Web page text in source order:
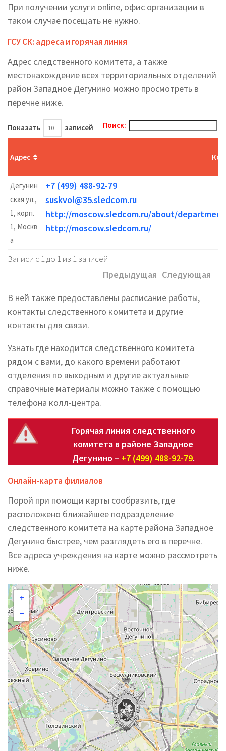
При получении услуги online, офис организации в
таком случае посещать не нужно.
ГСУ СК: адреса и горячая линия
Адрес следственного комитета, а также
местонахождение всех территориальных отделений
район Западное Дегунино можно просмотреть в
перечне ниже.
Показать записей Поиск:
Адрес
Дегунин
ская ул.,
1, корп.
1, Москв
а
+7 (499) 488-92-79
suskvol@35.sledcom.ru
http://moscow.sledcom.ru/about/
http://moscow.sledcom.ru/
Записи с 1 до 1 из 1 записей
Предыдущая Следующая
В ней также предоставлены расписание работы,
контакты следственного комитета и другие
контакты для связи.
Узнать где находится следственного комитета
рядом с вами, до какого времени работают
отделения по выходным и другие актуальные
справочные материалы можно также с помощью
телефона колл-центра.
Горячая линия следственного
комитета в районе Западное
Дегунино – +7 (499) 488-92-79.
Онлайн-карта филиалов
Порой при помощи карты сообразить, где
расположено ближайшее подразделение
следственного комитета на карте района Западное
Дегунино быстрее, чем разглядеть его в перечне.
Все адреса учреждения на карте можно рассмотреть
ниже.
+
−